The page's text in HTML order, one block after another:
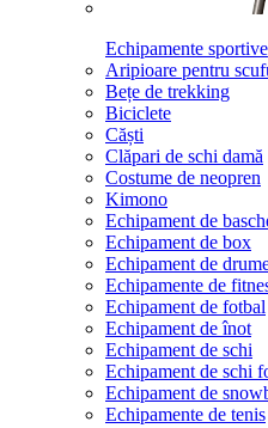
Echipamente sportive
Aripioare pentru
Bețe de trekking
Biciclete
Căști
Clăpari de schi damă
Costume de neopren
Kimono
Echipament de
Echipament de box
Echipament de
Echipamente de
Echipament de fotbal
Echipament de înot
Echipament de schi
Echipament de schi
Echipament de
Echipamente de tenis